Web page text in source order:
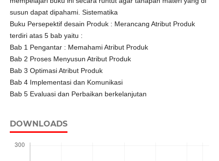
susun dapat dipahami. Sistematika
Buku Persepektif desain Produk : Merancang Atribut Produk
terdiri atas 5 bab yaitu :
Bab 1 Pengantar : Memahami Atribut Produk
Bab 2 Proses Menyusun Atribut Produk
Bab 3 Optimasi Atribut Produk
Bab 4 Implementasi dan Komunikasi
Bab 5 Evaluasi dan Perbaikan berkelanjutan
DOWNLOADS